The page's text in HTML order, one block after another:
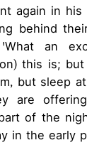
again in his
behind
an
this is;
but sleep
are
of the
in the early